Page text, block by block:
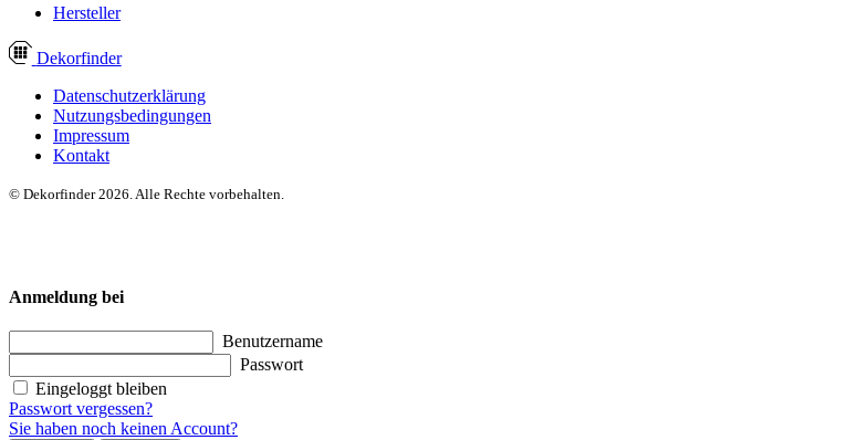
Hersteller
Dekorfinder
Datenschutzerklärung
Nutzungsbedingungen
Impressum
Kontakt
© Dekorfinder 2026. Alle Rechte vorbehalten.
Anmeldung bei
Benutzername
Passwort
Eingeloggt bleiben
Passwort vergessen?
Sie haben noch keinen Account?